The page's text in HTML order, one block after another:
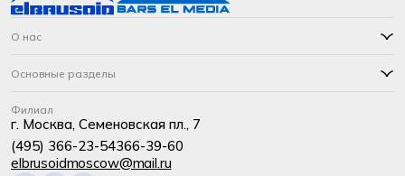
О нас
Основные разделы
Филиал
г. Москва, Семеновская пл., 7
(495) 366-23-54366-39-60
elbrusoidmoscow@mail.ru